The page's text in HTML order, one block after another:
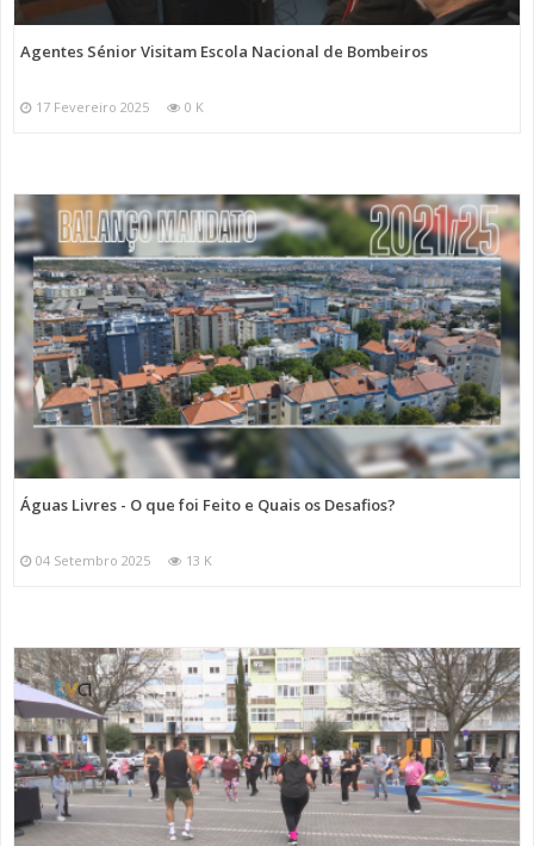
Agentes Sénior Visitam Escola Nacional de Bombeiros
17 Fevereiro 2025 0 K
Águas Livres - O que foi Feito e Quais os Desafios?
04 Setembro 2025 13 K